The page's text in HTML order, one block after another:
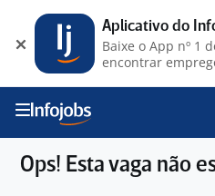
Ops! Esta vaga não
Aplicativo do
Baixe o App nº 1
encontrar